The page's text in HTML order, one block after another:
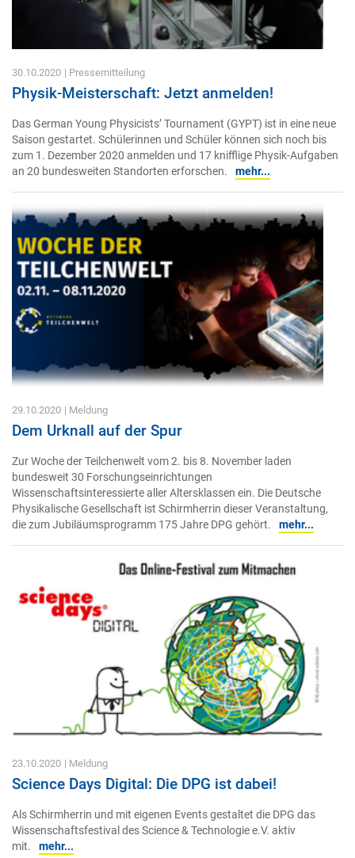
30.10.2020 | Pressemitteilung
Physik-Meisterschaft: Jetzt anmelden!
Das German Young Physicists’ Tournament (GYPT) ist in eine neue
Saison gestartet. Schülerinnen und Schüler können sich noch bis
zum 1. Dezember 2020 anmelden und 17 knifflige Physik-Aufgaben
an 20 bundesweiten Standorten erforschen.
mehr...
29.10.2020 | Meldung
Dem Urknall auf der Spur
Zur Woche der Teilchenwelt vom 2. bis 8. November laden
bundesweit 30 Forschungseinrichtungen
Wissenschaftsinteressierte aller Altersklassen ein. Die Deutsche
Physikalische Gesellschaft ist Schirmherrin dieser Veranstaltung,
die zum Jubiläumsprogramm 175 Jahre DPG gehört.
mehr...
23.10.2020 | Meldung
Science Days Digital: Die DPG ist dabei!
Als Schirmherrin und mit eigenen Events gestaltet die DPG das
Wissenschaftsfestival des Science & Technologie e.V. aktiv
mit.
mehr...